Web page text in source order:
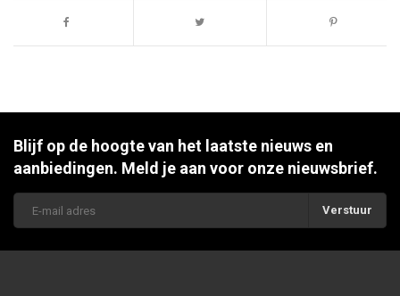
Blijf op de hoogte van het laatste nieuws en
aanbiedingen. Meld je aan voor onze nieuwsbrief.
Verstuur